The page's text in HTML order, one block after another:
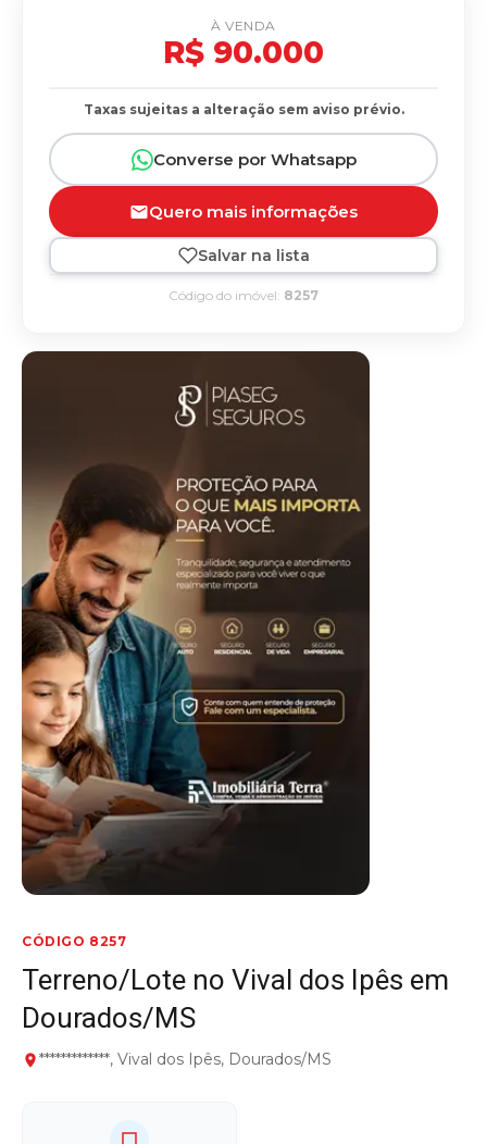
CÓDIGO 8257
Terreno/Lote no Vival dos Ipês em
Dourados/MS
*************, Vival dos Ipês, Dourados/MS
À VENDA
R$ 90.000
Taxas sujeitas a alteração sem aviso prévio.
Converse por Whatsapp
Quero mais informações
Salvar na lista
Código do imóvel: 8257